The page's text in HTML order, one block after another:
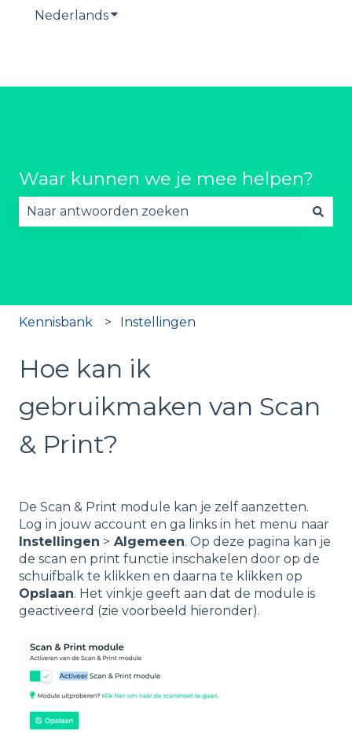
NederlandsSubmenu tonen voor vertalingen
Waar kunnen we je mee helpen?
Kennisbank Instellingen
Hoe kan ik
gebruikmaken van Scan
& Print?
De Scan & Print module kan je zelf aanzetten.
Log in jouw account en ga links in het menu naar
Instellingen > Algemeen. Op deze pagina kan je
de scan en print functie inschakelen door op de
schuifbalk te klikken en daarna te klikken op
Opslaan. Het vinkje geeft aan dat de module is
geactiveerd (zie voorbeeld hieronder).